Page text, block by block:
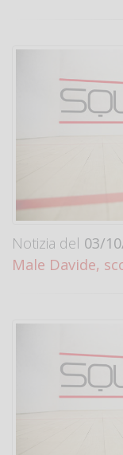
Notizia del 03/
Male Davide,